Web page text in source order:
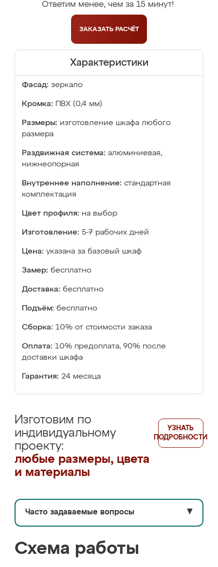
Ответим менее, чем за 15 минут!
ЗАКАЗАТЬ РАСЧЁТ
Характеристики
Фасад: зеркало
Кромка: ПВХ (0,4 мм)
Размеры: изготовление шкафа любого
размера
Раздвижная система: алюминиевая,
нижнеопорная
Внутреннее наполнение: стандартная
комплектация
Цвет профиля: на выбор
Изготовление: 5-7 рабочих дней
Цена: указана за базовый шкаф
Замер: бесплатно
Доставка: бесплатно
Подъём: бесплатно
Сборка: 10% от стоимости заказа
Оплата: 10% предоплата, 90% после
доставки шкафа
Гарантия: 24 месяца
Изготовим по
индивидуальному
проекту:
любые размеры, цвета
и материалы
УЗНАТЬ
ПОДРОБНОСТИ
Часто задаваемые вопросы ▼
Схема работы